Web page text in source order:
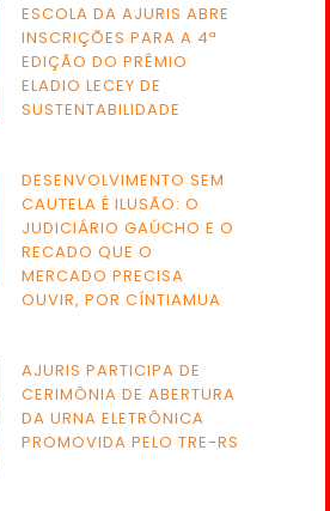
ESCOLA DA AJURIS ABRE
INSCRIÇÕES PARA A 4ª
EDIÇÃO DO PRÊMIO
ELADIO LECEY DE
SUSTENTABILIDADE
DESENVOLVIMENTO SEM
CAUTELA É ILUSÃO: O
JUDICIÁRIO GAÚCHO E O
RECADO QUE O
MERCADO PRECISA
OUVIR, POR CÍNTIAMUA
AJURIS PARTICIPA DE
CERIMÔNIA DE ABERTURA
DA URNA ELETRÔNICA
PROMOVIDA PELO TRE-RS